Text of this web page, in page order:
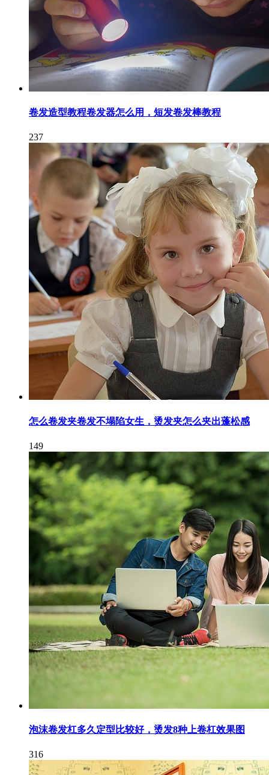
卷发造型教程卷发器怎么用，短发卷发棒教程
237
怎么卷发夹卷发不塌陷女生，烫发夹怎么夹出蓬松感
149
泡沫卷发杠多久定型比较好，烫发8种上卷杠效果图
316